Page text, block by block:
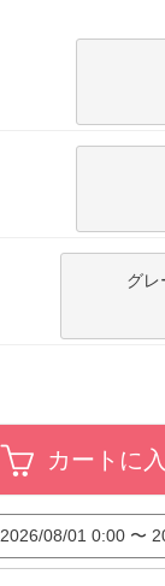
グレ
カートに
2026/08/01 0:00 〜